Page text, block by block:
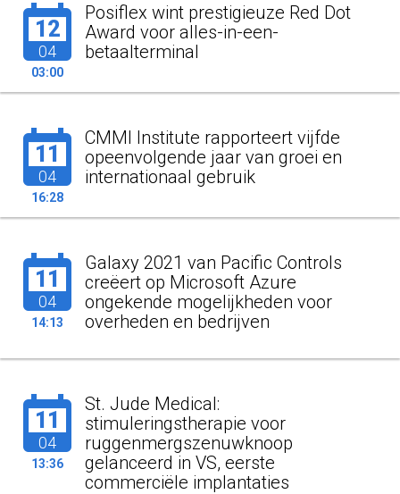
12
04
03:00
Posiflex wint prestigieuze Red Dot
Award voor alles-in-een-
betaalterminal
11
04
16:28
CMMI Institute rapporteert vijfde
opeenvolgende jaar van groei en
internationaal gebruik
11
04
14:13
Galaxy 2021 van Pacific Controls
creëert op Microsoft Azure
ongekende mogelijkheden voor
overheden en bedrijven
11
04
13:36
St. Jude Medical:
stimuleringstherapie voor
ruggenmergszenuwknoop
gelanceerd in VS, eerste
commerciële implantaties